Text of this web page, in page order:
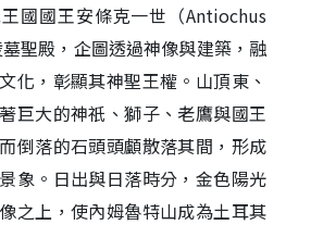
國國王安條克一世（Antiochus
聖殿，企圖透過神像與建築，融
化，彰顯其神聖王權。山頂東、
巨大的神祇、獅子、老鷹與國王
倒落的石頭頭顱散落其間，形成
象。日出與日落時分，金色陽光
之上，使內姆魯特山成為土耳其